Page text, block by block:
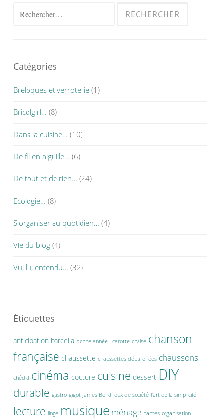
Rechercher :
Catégories
Breloques et verroterie (1)
Bricolgirl… (8)
Dans la cuisine… (10)
De fil en aiguille… (6)
De tout et de rien… (24)
Ecologie… (8)
S'organiser au quotidien… (4)
Vie du blog (4)
Vu, lu, entendu… (32)
Étiquettes
anticipation barcella bonne année ! carotte chaise chanson
française chaussette chaussettes dépareillées chaussons
chédid cinéma couture cuisine dessert DIY
durable gastro gigot James Bond jeux de société l'art de la simplicité
lecture linge musique ménage nantes organisation